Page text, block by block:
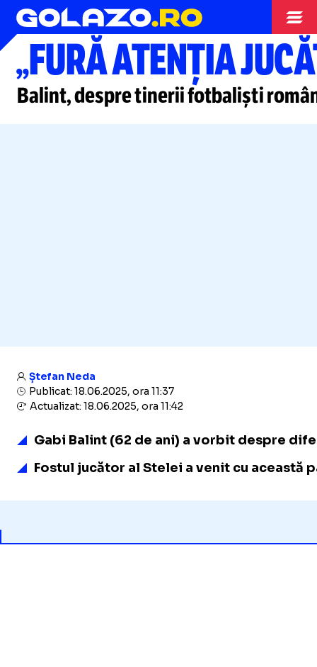
Nationala
„FURĂ ATENȚIA
Balint, despre tinerii fotbaliști
Ștefan Neda
Publicat: 18.06.2025, ora 11:37
Actualizat: 18.06.2025, ora 11:42
Gabi Balint (62 de ani) a vorbit despre
Fostul jucător al Stelei a venit cu această